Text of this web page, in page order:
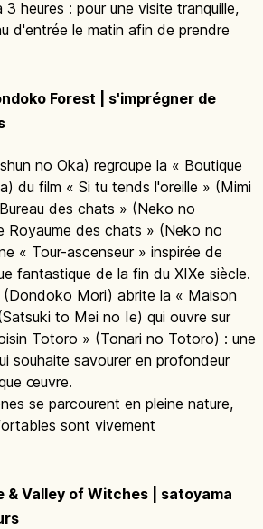
heures : pour une visite tranquille,
d'entrée le matin afin de prendre
Forest | s'imprégner de
no Oka) regroupe la « Boutique
du film « Si tu tends l'oreille » (Mimi
des chats » (Neko no
Royaume des chats » (Neko no
« Tour-ascenseur » inspirée de
fantastique de la fin du XIXe siècle.
Mori) abrite la « Maison
to Mei no Ie) qui ouvre sur
Totoro » (Tonari no Totoro) : une
souhaite savourer en profondeur
œuvre.
se parcourent en pleine nature,
sont vivement
& Valley of Witches | satoyama